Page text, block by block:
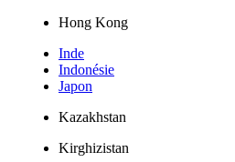
Hong Kong
Inde
Indonésie
Japon
Kazakhstan
Kirghizistan